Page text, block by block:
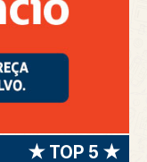
★ TOP 5 ★